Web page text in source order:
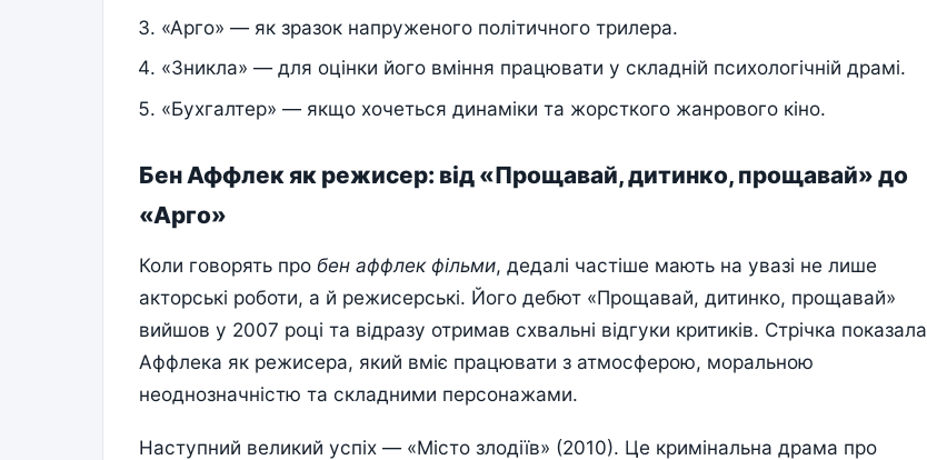
«Арго» — як зразок напруженого політичного трилера.
«Зникла» — для оцінки його вміння працювати у складній психологічній драмі.
«Бухгалтер» — якщо хочеться динаміки та жорсткого жанрового кіно.
Бен Аффлек як режисер: від «Прощавай, дитинко, прощавай» до
«Арго»
Коли говорять про бен аффлек фільми, дедалі частіше мають на увазі не лише
акторські роботи, а й режисерські. Його дебют «Прощавай, дитинко, прощавай»
вийшов у 2007 році та відразу отримав схвальні відгуки критиків. Стрічка показала
Аффлека як режисера, який вміє працювати з атмосферою, моральною
неоднозначністю та складними персонажами.
Наступний великий успіх — «Місто злодіїв» (2010). Це кримінальна драма про